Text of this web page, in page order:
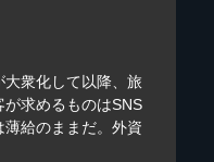
衆化して以降、旅
求めるものはSNS
給のままだ。外資